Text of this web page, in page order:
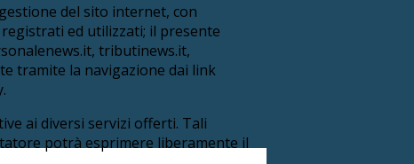
del sito internet, con
ed utilizzati; il presente
tributinews.it,
tramite la navigazione dai link
ai diversi servizi offerti. Tali
potrà esprimere liberamente il